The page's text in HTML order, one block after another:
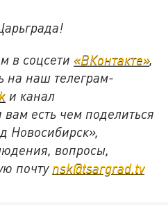
в соцсети «ВКонтакте»,
на наш телеграм-
и канал
вам есть чем поделиться
Новосибирск»,
вопросы,
почту nsk@tsargrad.tv